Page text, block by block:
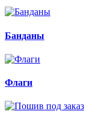
Банданы
Флаги